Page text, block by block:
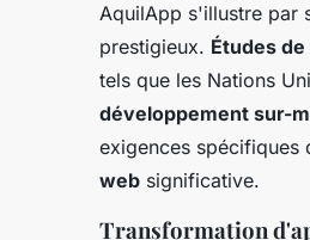
AquilApp s'illustre par
prestigieux. Études
tels que les Nations
développement sur-
exigences spécifiques
web significative.
Transformation